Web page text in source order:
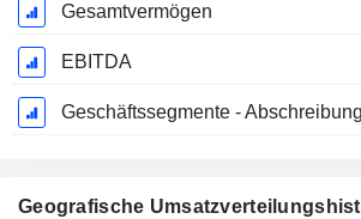
Gesamtvermögen
EBITDA
Geografische